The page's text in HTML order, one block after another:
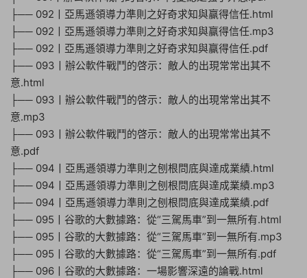
├── 092丨亞馬遜領導力準則之好奇求知與赢得信任.html
├── 092丨亞馬遜領導力準則之好奇求知與赢得信任.mp3
├── 092丨亞馬遜領導力準則之好奇求知與赢得信任.pdf
├── 093丨辦公軟件戰鬥的啓示：敵人的出現常常出其不
意.html
├── 093丨辦公軟件戰鬥的啓示：敵人的出現常常出其不
意.mp3
├── 093丨辦公軟件戰鬥的啓示：敵人的出現常常出其不
意.pdf
├── 094丨亞馬遜領導力準則之刨根問底與達成業績.html
├── 094丨亞馬遜領導力準則之刨根問底與達成業績.mp3
├── 094丨亞馬遜領導力準則之刨根問底與達成業績.pdf
├── 095丨谷歌的大數據路：從“三駕馬車”到一無所有.html
├── 095丨谷歌的大數據路：從“三駕馬車”到一無所有.mp3
├── 095丨谷歌的大數據路：從“三駕馬車”到一無所有.pdf
├── 096丨谷歌的大數據路：一場影響深遠的論戰.html